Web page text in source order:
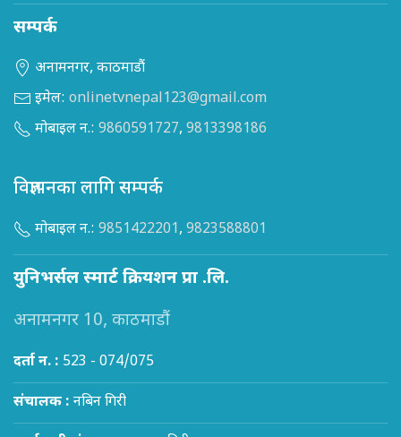
सम्पर्क
अनामनगर, काठमाडौं
इमेल: onlinetvnepal123@gmail.com
मोबाइल न.: 9860591727, 9813398186
विज्ञापनका लागि सम्पर्क
मोबाइल न.: 9851422201, 9823588801
युनिभर्सल स्मार्ट क्रियशन प्रा .लि.
अनामनगर 10, काठमाडौं
दर्ता न. : 523 - 074/075
संचालक : नबिन गिरी